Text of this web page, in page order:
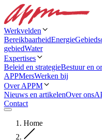
Werkvelden
BereikbaarheidEnergie
gebiedWater
Expertises
Beleid en strategieBestuur en
APPMersWerken bij
Over APPM
Nieuws en artikelenOver ons
Contact
Home